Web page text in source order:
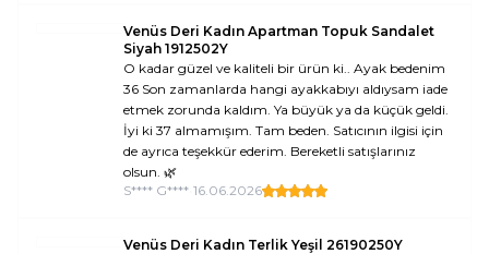
Venüs Deri Kadın Apartman Topuk Sandalet
Siyah 1912502Y
O kadar güzel ve kaliteli bir ürün ki.. Ayak bedenim
36 Son zamanlarda hangi ayakkabıyı aldıysam iade
etmek zorunda kaldım. Ya büyük ya da küçük geldi.
İyi ki 37 almamışım. Tam beden. Satıcının ilgisi için
de ayrıca teşekkür ederim. Bereketli satışlarınız
olsun. 🌿
S**** G**** 16.06.2026
Venüs Deri Kadın Terlik Yeşil 26190250Y